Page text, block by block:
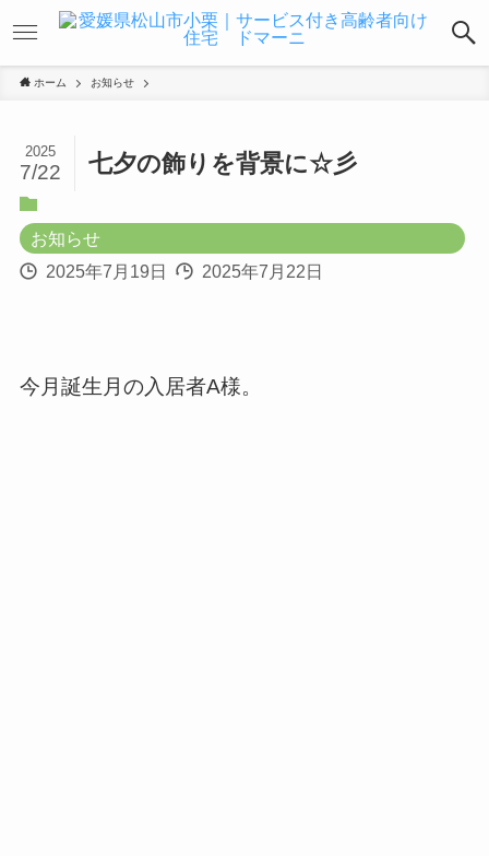
ホーム お知らせ
七夕の飾りを背景に☆彡
2025
7/22
お知らせ
2025年7月19日
2025年7月22日
今月誕生月の入居者A様。